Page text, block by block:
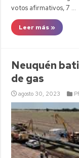
votos afirmativos, 7 …
Leer más »
Neuquén
de gas
agosto 30, 2023